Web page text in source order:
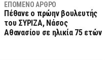
ΕΠΌΜΕΝΟ ΆΡΘΡΟ
Πέθανε ο πρώην βουλευτής
του ΣΥΡΙΖΑ, Νάσος
Αθανασίου σε ηλικία 75 ετών